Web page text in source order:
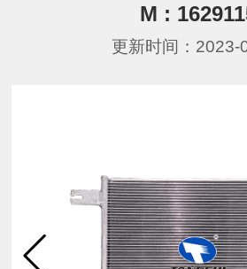
M :
更新时间：2023-
点